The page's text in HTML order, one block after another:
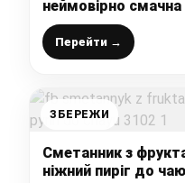
неймовірно смачна
дріжджового тіста
Перейти →
ЗБЕРЕЖИ
Сметанник з
ніжний пиріг до чаю